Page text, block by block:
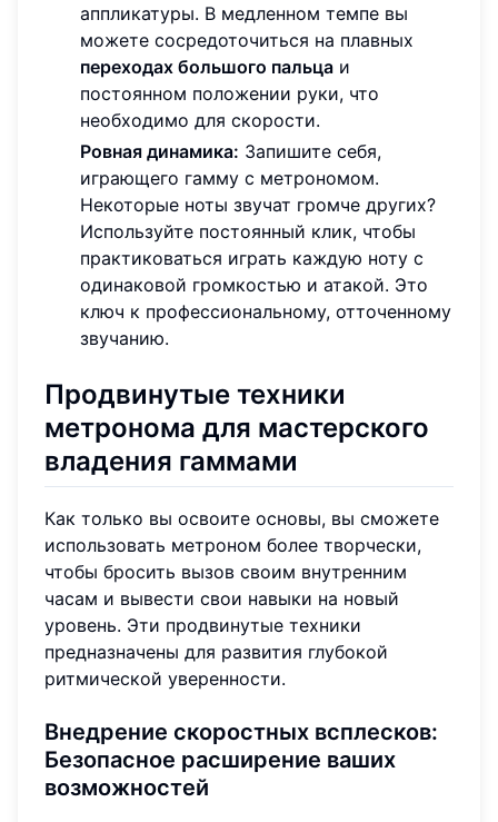
аппликатуры. В медленном темпе вы
можете сосредоточиться на плавных
переходах большого пальца и
постоянном положении руки, что
необходимо для скорости.
Ровная динамика: Запишите себя,
играющего гамму с метрономом.
Некоторые ноты звучат громче других?
Используйте постоянный клик, чтобы
практиковаться играть каждую ноту с
одинаковой громкостью и атакой. Это
ключ к профессиональному, отточенному
звучанию.
Продвинутые техники
метронома для мастерского
владения гаммами
Как только вы освоите основы, вы сможете
использовать метроном более творчески,
чтобы бросить вызов своим внутренним
часам и вывести свои навыки на новый
уровень. Эти продвинутые техники
предназначены для развития глубокой
ритмической уверенности.
Внедрение скоростных всплесков:
Безопасное расширение ваших
возможностей